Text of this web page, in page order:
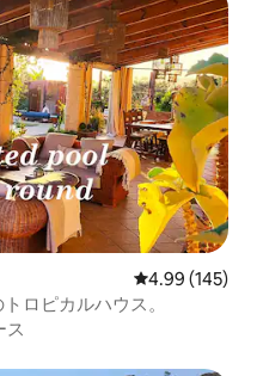
レビュー145
4.99 (145)
ロピカルハウス。
ス